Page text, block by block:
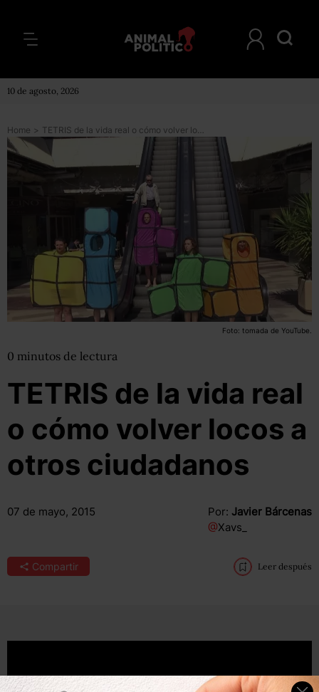
10 de agosto, 2026
Home > TETRIS de la vida real o cómo volver locos a otros ciudadanos
Foto: tomada de YouTube.
0 minutos de lectura
TETRIS de la vida real
o cómo volver locos a
otros ciudadanos
07 de mayo, 2015 Por: Javier Bárcenas
@Xavs_
Compartir Leer después